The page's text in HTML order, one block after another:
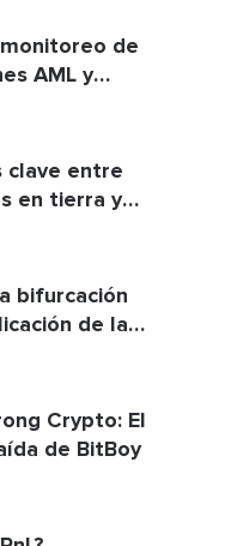
de
AML y
clave entre
en tierra y
bifurcación
de las
Crypto: El
de BitBoy